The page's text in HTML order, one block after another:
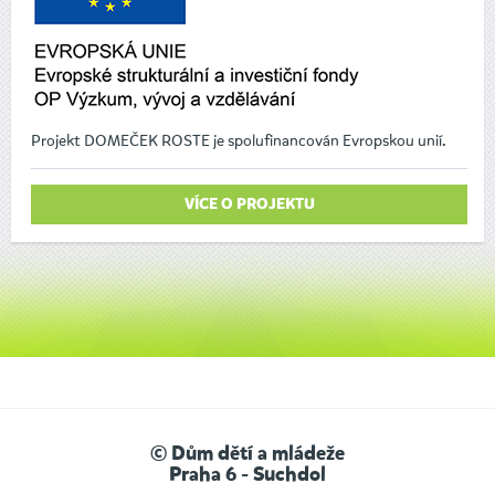
Projekt DOMEČEK ROSTE je spolufinancován Evropskou unií.
VÍCE O PROJEKTU
© Dům dětí a mládeže
Praha 6 - Suchdol